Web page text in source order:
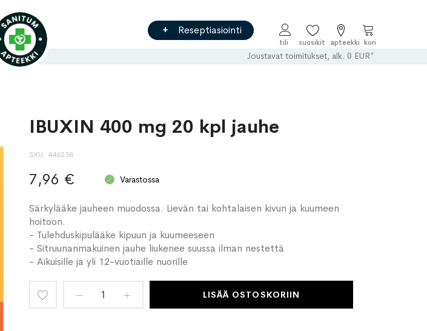
Reseptiasiointi
Ostoskori
Joustavat toimitukset, alk. 0 EUR*
IBUXIN 400 mg 20 kpl jauhe
SKU 446238
7,96 € Varastossa
Särkylääke jauheen muodossa. Lievän tai kohtalaisen kivun ja kuumeen
hoitoon.
- Tulehduskipulääke kipuun ja kuumeeseen
- Sitruunanmakuinen jauhe liukenee suussa ilman nestettä
- Aikuisille ja yli 12-vuotiaille nuorille
LISÄÄ OSTOSKORIIN